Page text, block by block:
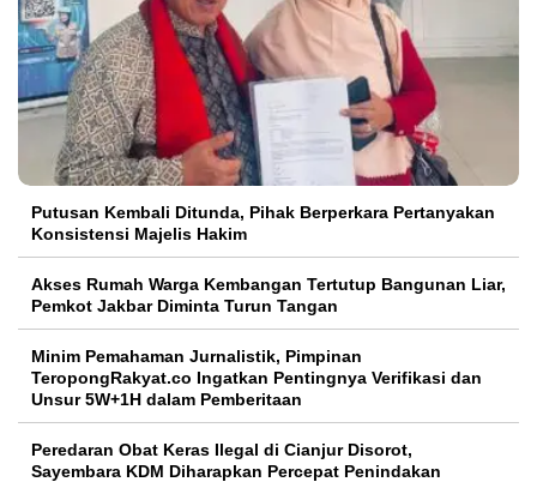
Putusan Kembali Ditunda, Pihak Berperkara Pertanyakan
Konsistensi Majelis Hakim
Akses Rumah Warga Kembangan Tertutup Bangunan Liar,
Pemkot Jakbar Diminta Turun Tangan
Minim Pemahaman Jurnalistik, Pimpinan
TeropongRakyat.co Ingatkan Pentingnya Verifikasi dan
Unsur 5W+1H dalam Pemberitaan
Peredaran Obat Keras Ilegal di Cianjur Disorot,
Sayembara KDM Diharapkan Percepat Penindakan